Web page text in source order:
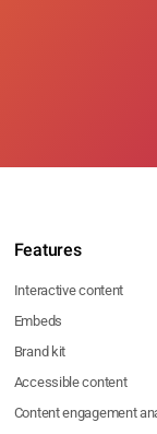
Features
Interactive content
Embeds
Brand kit
Accessible content
Content engagement